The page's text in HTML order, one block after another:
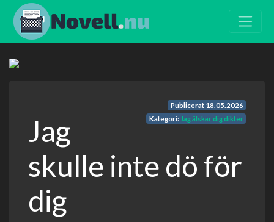
Publicerat 18.05.2026
Kategori: Jag älskar dig dikter
Jag
skulle inte dö för
dig